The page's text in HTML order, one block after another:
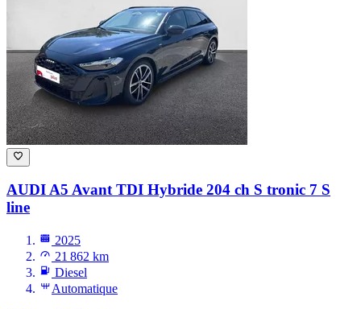
AUDI A5 Avant TDI Hybride 204 ch S tronic 7 S
line
2025
21 862 km
Diesel
Automatique